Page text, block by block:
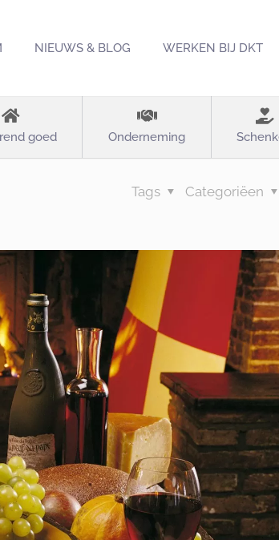
NIEUWS & BLOG WERKEN BIJ DKT
goed Onderneming
Categoriëen
Tags